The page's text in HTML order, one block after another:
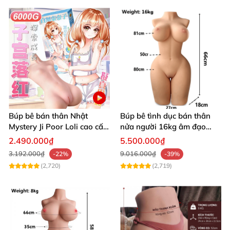
Búp bê bán thân Nhật
Mystery Ji Poor Loli cao cấp
6kg
2.490.000₫
3.192.000₫
-22%
(2,720)
Búp bê tình dục bán thân
nửa người 16kg âm đạo
silicon khít hồng có khung
5.500.000₫
9.016.000₫
-39%
(2,719)